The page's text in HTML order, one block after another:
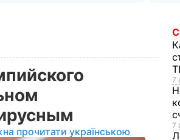
прочитати українською
7
7